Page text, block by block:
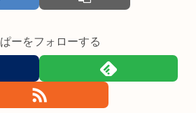
ーをフォローする